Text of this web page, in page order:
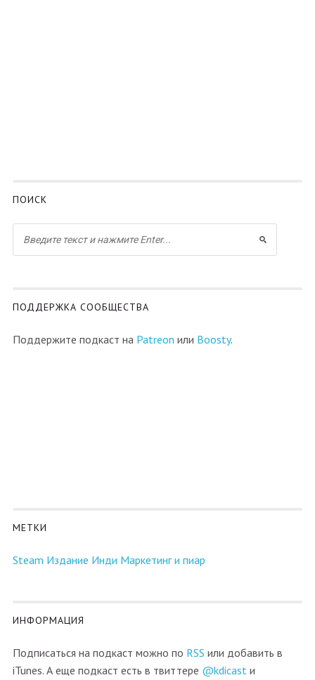
ПОИСК
ПОДДЕРЖКА СООБЩЕСТВА
Поддержите подкаст на Patreon или Boosty.
МЕТКИ
Steam Издание Инди Маркетинг и пиар
ИНФОРМАЦИЯ
Подписаться на подкаст можно по RSS или добавить в
iTunes. А еще подкаст есть в твиттере @kdicastи